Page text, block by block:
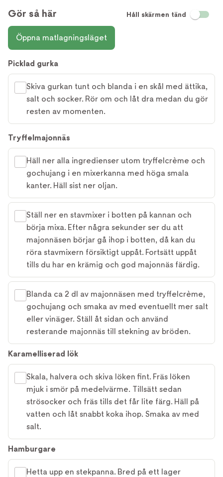
Gör så här Håll skärmen tänd
Öppna matlagningsläget
Picklad gurka
Skiva gurkan tunt och blanda i en skål med ättika,
salt och socker. Rör om och låt dra medan du gör
resten av momenten.
Tryffelmajonnäs
Häll ner alla ingredienser utom tryffelcrème och
gochujang i en mixerkanna med höga smala
kanter. Häll sist ner oljan.
Ställ ner en stavmixer i botten på kannan och
börja mixa. Efter några sekunder ser du att
majonnäsen börjar gå ihop i botten, då kan du
röra stavmixern försiktigt uppåt. Fortsätt uppåt
tills du har en krämig och god majonnäs färdig.
Blanda ca 2 dl av majonnäsen med tryffelcrème,
gochujang och smaka av med eventuellt mer salt
eller vinäger. Ställ åt sidan och använd
resterande majonnäs till stekning av bröden.
Karamelliserad lök
Skala, halvera och skiva löken fint. Fräs löken
mjuk i smör på medelvärme. Tillsätt sedan
strösocker och fräs tills det får lite färg. Häll på
vatten och låt snabbt koka ihop. Smaka av med
salt.
Hamburgare
Hetta upp en stekpanna. Bred på ett lager